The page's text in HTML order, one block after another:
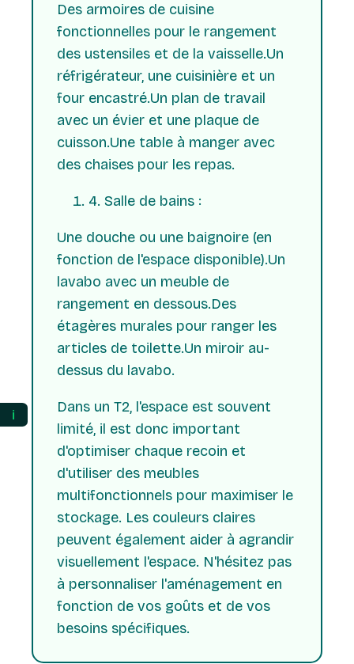
Des armoires de cuisine
fonctionnelles pour le rangement
des ustensiles et de la vaisselle.Un
réfrigérateur, une cuisinière et un
four encastré.Un plan de travail
avec un évier et une plaque de
cuisson.Une table à manger avec
des chaises pour les repas.
4. Salle de bains :
Une douche ou une baignoire (en
fonction de l'espace disponible).Un
lavabo avec un meuble de
rangement en dessous.Des
étagères murales pour ranger les
articles de toilette.Un miroir au-
dessus du lavabo.
Dans un T2, l'espace est souvent
limité, il est donc important
d'optimiser chaque recoin et
d'utiliser des meubles
multifonctionnels pour maximiser le
stockage. Les couleurs claires
peuvent également aider à agrandir
visuellement l'espace. N'hésitez pas
à personnaliser l'aménagement en
fonction de vos goûts et de vos
besoins spécifiques.
ℹ️